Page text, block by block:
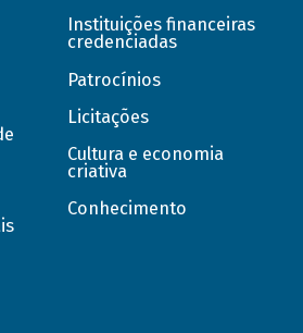
Instituições financeiras
credenciadas
Patrocínios
Licitações
Cultura e economia
criativa
Conhecimento